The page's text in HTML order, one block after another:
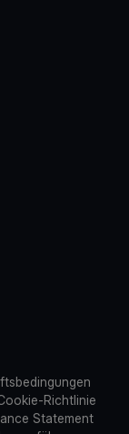
Richtlinie
Statement